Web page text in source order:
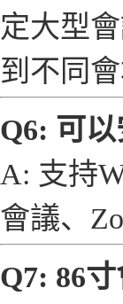
定大型
到不同
Q6: 可
A: 支持
會議、
Q7: 86